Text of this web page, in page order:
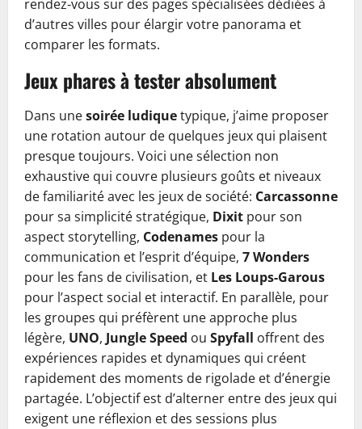
rendez‑vous sur des pages spécialisées dédiées à
d’autres villes pour élargir votre panorama et
comparer les formats.
Jeux phares à tester absolument
Dans unesoirée ludiquetypique, j’aime proposer
une rotation autour de quelques jeux qui plaisent
presque toujours. Voici une sélection non
exhaustive qui couvre plusieurs goûts et niveaux
de familiarité avec les jeux de société: Carcassonne
pour sa simplicité stratégique, Dixit pour son
aspect storytelling, Codenames pour la
communication et l’esprit d’équipe, 7 Wonders
pour les fans de civilisation, et Les Loups-Garous
pour l’aspect social et interactif. En parallèle, pour
les groupes qui préfèrent une approche plus
légère, UNO, Jungle Speed ou Spyfall offrent des
expériences rapides et dynamiques qui créent
rapidement des moments de rigolade et d’énergie
partagée. L’objectif est d’alterner entre des jeux qui
exigent une réflexion et des sessions plus